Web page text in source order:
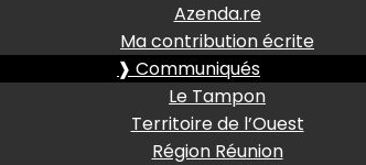
Azenda.re
Ma contribution écrite
❱ Communiqués
Le Tampon
Territoire de l’Ouest
Région Réunion